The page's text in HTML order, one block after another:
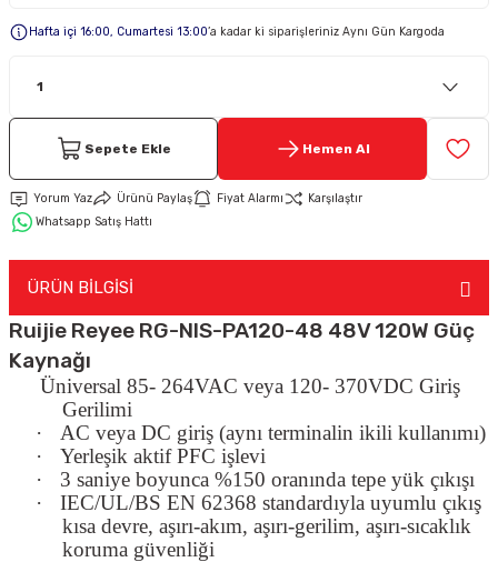
Hafta içi 16:00, Cumartesi 13:00’a kadar ki siparişleriniz Aynı Gün Kargoda
Sepete Ekle Hemen Al
Yorum Yaz Ürünü Paylaş Fiyat Alarmı
Karşılaştır
Whatsapp Satış Hattı
ÜRÜN BİLGİSİ
Ruijie Reyee RG-NIS-PA120-48 48V 120W Güç
Kaynağı
Üniversal 85- 264VAC veya 120- 370VDC Giriş
Gerilimi
·
AC veya DC giriş (aynı terminalin ikili kullanımı)
·
Yerleşik aktif PFC işlevi
·
3 saniye boyunca %150 oranında tepe yük çıkışı
·
IEC/UL/BS EN 62368 standardıyla uyumlu çıkış
kısa devre, aşırı-akım, aşırı-gerilim, aşırı-sıcaklık
koruma güvenliği